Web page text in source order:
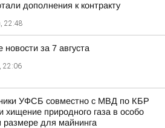
дополнения к контракту
22:48
новости за 7 августа
22:06
УФСБ совместно с МВД по КБР
хищение природного газа в особо
размере для майнинга